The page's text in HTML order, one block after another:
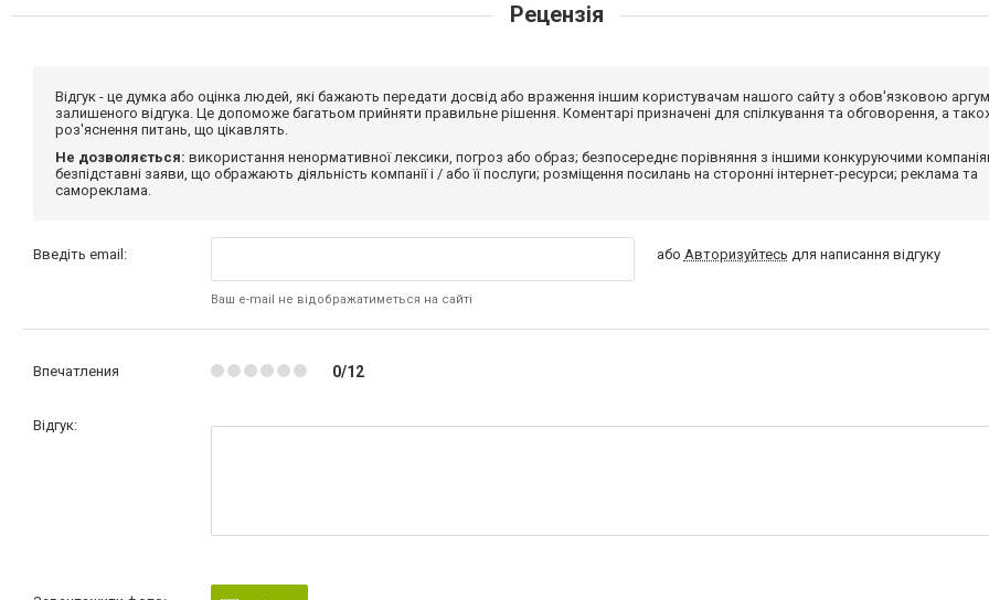
Рецензія
Відгук - це думка або оцінка людей, які бажають передати досвід або враження іншим користувачам нашого сайту з обов'язковою
залишеного відгука. Це допоможе багатьом прийняти правильне рішення. Коментарі призначені для спілкування та обговорення, а
роз'яснення питань, що цікавлять.
Не дозволяється: використання ненормативної лексики, погроз або образ; безпосереднє порівняння з іншими конкуруючими
безпідставні заяви, що ображають діяльність компанії і / або її послуги; розміщення посилань на сторонні інтернет-ресурси; реклама та
самореклама.
Введіть email:
Ваш e-mail не відображатиметься на сайті
або Авторизуйтесь для написання відгуку
Впечатления 0/12
Відгук: